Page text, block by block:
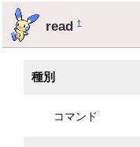
read†
種別
コマンド